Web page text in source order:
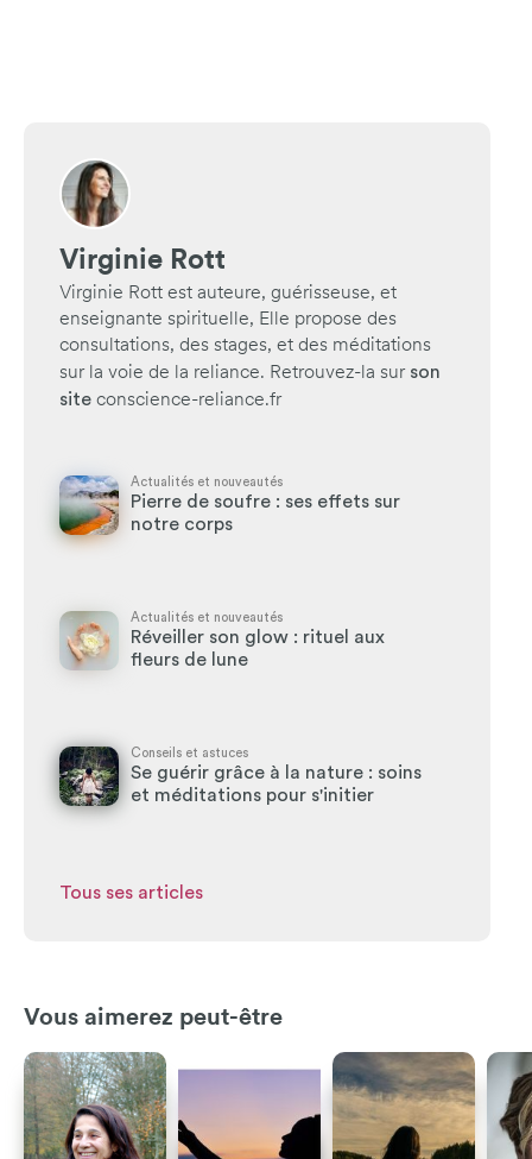
Virginie Rott
Virginie Rott est auteure, guérisseuse, et
enseignante spirituelle, Elle propose des
consultations, des stages, et des méditations
sur la voie de la reliance. Retrouvez-la sur son
site conscience-reliance.fr
Actualités et nouveautés
Pierre de soufre : ses effets sur
notre corps
Actualités et nouveautés
Réveiller son glow : rituel aux
fleurs de lune
Conseils et astuces
Se guérir grâce à la nature : soins
et méditations pour s'initier
Tous ses articles
Vous aimerez peut-être